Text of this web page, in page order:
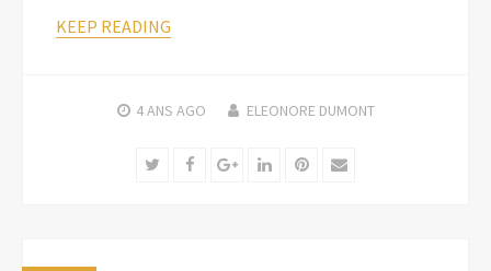
KEEP READING
4 ANS AGO ELEONORE DUMONT
TwitterFacebookGoogle+LinkedInPinterest
Email